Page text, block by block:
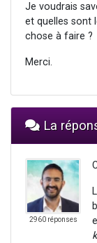
Je voudrais
et quelles sont
chose à faire ?
Merci.
La
2960 réponses